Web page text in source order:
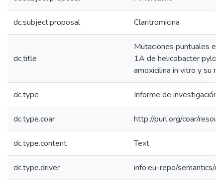
dc.subject.proposal Claritromicina
dc.title
Mutaciones puntuales
1A de helicobacter pylori
amoxicilina in vitro y su
dc.type Informe de investigación
dc.type.coar http://purl.org/coar/
dc.type.content Text
dc.type.driver info:eu-repo/semantics/